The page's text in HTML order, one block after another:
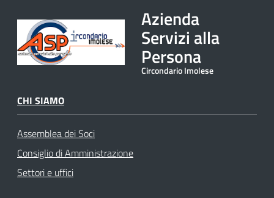
Azienda
Servizi alla
Persona
Circondario Imolese
CHI SIAMO
Assemblea dei Soci
Consiglio di Amministrazione
Settori e uffici